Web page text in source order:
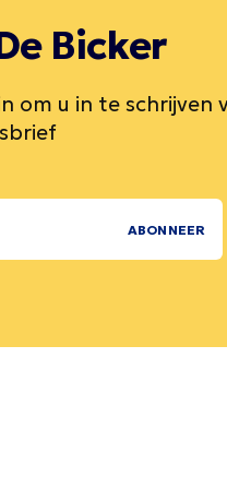
Bicker
om u in te schrijven
ABONNEER